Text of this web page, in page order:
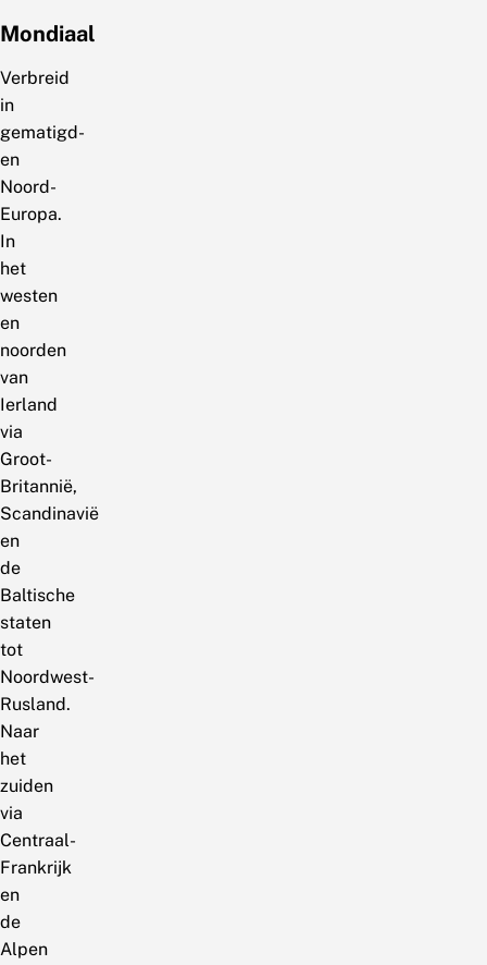
Mondiaal
Verbreid
in
gematigd-
en
Noord-
Europa.
In
het
westen
en
noorden
van
Ierland
via
Groot-
Britannië,
Scandinavië
en
de
Baltische
staten
tot
Noordwest-
Rusland.
Naar
het
zuiden
via
Centraal-
Frankrijk
en
de
Alpen